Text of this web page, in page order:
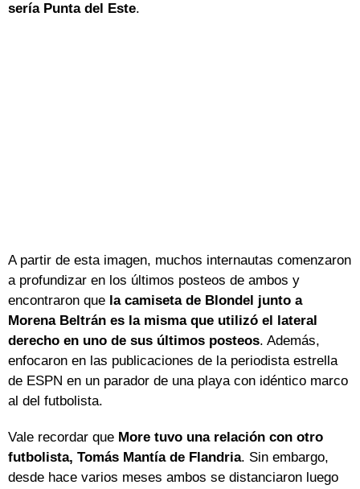
sería Punta del Este.
A partir de esta imagen, muchos internautas comenzaron
a profundizar en los últimos posteos de ambos y
encontraron que la camiseta de Blondel junto a
Morena Beltrán es la misma que utilizó el lateral
derecho en uno de sus últimos posteos. Además,
enfocaron en las publicaciones de la periodista estrella
de ESPN en un parador de una playa con idéntico marco
al del futbolista.
Vale recordar que More tuvo una relación con otro
futbolista, Tomás Mantía de Flandria. Sin embargo,
desde hace varios meses ambos se distanciaron luego